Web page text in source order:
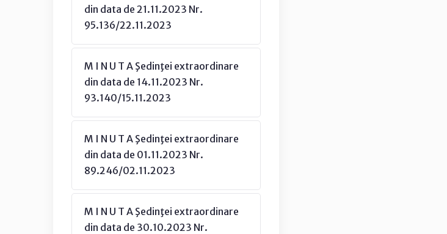
din data de 21.11.2023 Nr.
95.136/22.11.2023
M I N U T A Şedinţei extraordinare
din data de 14.11.2023 Nr.
93.140/15.11.2023
M I N U T A Şedinţei extraordinare
din data de 01.11.2023 Nr.
89.246/02.11.2023
M I N U T A Şedinţei extraordinare
din data de 30.10.2023 Nr.